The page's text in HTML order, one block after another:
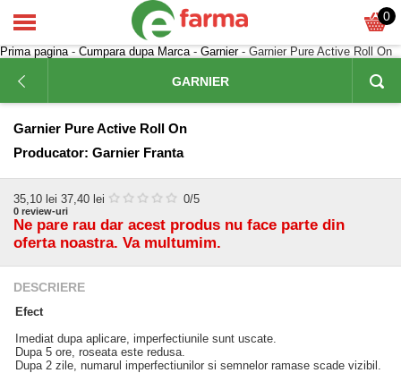
0
Prima pagina- Cumpara dupa Marca- Garnier- Garnier Pure Active Roll On
GARNIER
Garnier Pure Active Roll On
Producator: Garnier Franta
35,10 lei 37,40 lei 0/5
0 review-uri
Ne pare rau dar acest produs nu face parte din
oferta noastra. Va multumim.
DESCRIERE
Efect
Imediat dupa aplicare, imperfectiunile sunt uscate.
Dupa 5 ore, roseata este redusa.
Dupa 2 zile, numarul imperfectiunilor si semnelor ramase scade vizibil.